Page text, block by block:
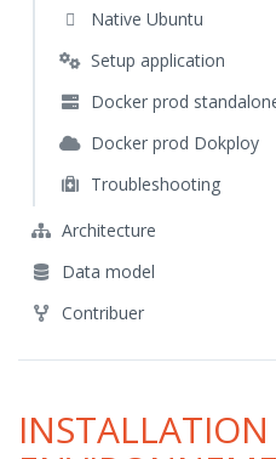
Native Ubuntu
Setup application
Docker prod
Docker prod Dokploy
Troubleshooting
Architecture
Data model
Contribuer